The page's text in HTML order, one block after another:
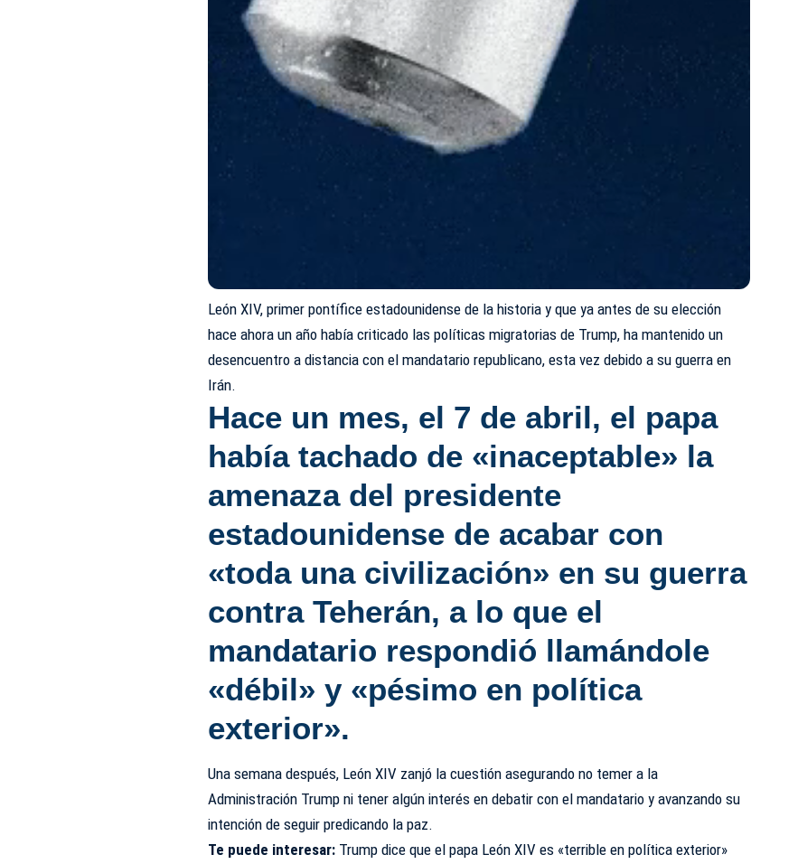
León XIV, primer pontífice estadounidense de la historia y que ya antes de su elección
hace ahora un año había criticado las políticas migratorias de Trump, ha mantenido un
desencuentro a distancia con el mandatario republicano, esta vez debido a su guerra en
Irán.
Hace un mes, el 7 de abril, el papa
había tachado de «inaceptable» la
amenaza del presidente
estadounidense de acabar con
«toda una civilización» en su guerra
contra Teherán, a lo que el
mandatario respondió llamándole
«débil» y «pésimo en política
exterior».
Una semana después, León XIV zanjó la cuestión asegurando no temer a la
Administración Trump ni tener algún interés en debatir con el mandatario y avanzando su
intención de seguir predicando la paz.
Te puede interesar: Trump dice que el papa León XIV es «terrible en política exterior»